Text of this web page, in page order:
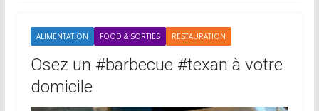
ALIMENTATION FOOD & SORTIES RESTAURATION
Osez un #barbecue #texan à votre
domicile